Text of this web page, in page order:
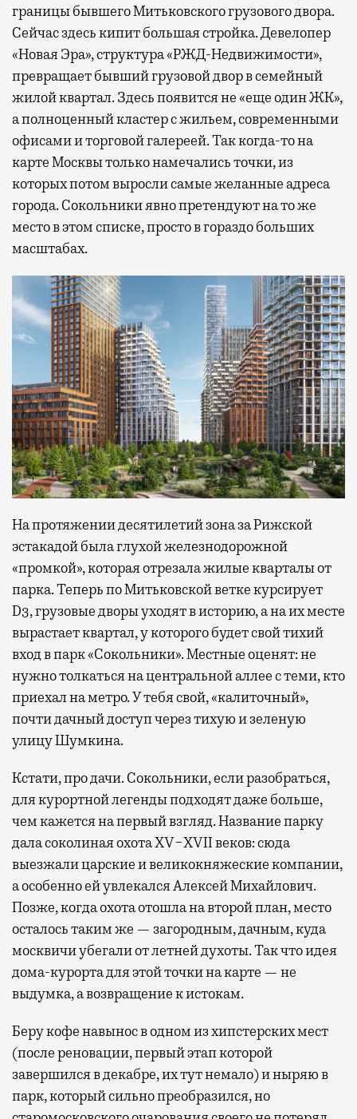
границы бывшего Митьковского грузового двора.
Сейчас здесь кипит большая стройка. Девелопер
«Новая Эра», структура «РЖД-Недвижимости»,
превращает бывший грузовой двор в семейный
жилой квартал. Здесь появится не «еще один ЖК»,
а полноценный кластер с жильем, современными
офисами и торговой галереей. Так когда-то на
карте Москвы только намечались точки, из
которых потом выросли самые желанные адреса
города. Сокольники явно претендуют на то же
место в этом списке, просто в гораздо больших
масштабах.
На протяжении десятилетий зона за Рижской
эстакадой была глухой железнодорожной
«промкой», которая отрезала жилые кварталы от
парка. Теперь по Митьковской ветке курсирует
D3, грузовые дворы уходят в историю, а на их месте
вырастает квартал, у которого будет свой тихий
вход в парк «Сокольники». Местные оценят: не
нужно толкаться на центральной аллее с теми, кто
приехал на метро. У тебя свой, «калиточный»,
почти дачный доступ через тихую и зеленую
улицу Шумкина.
Кстати, про дачи. Сокольники, если разобраться,
для курортной легенды подходят даже больше,
чем кажется на первый взгляд. Название парку
дала соколиная охота XV−XVII веков: сюда
выезжали царские и великокняжеские компании,
а особенно ей увлекался Алексей Михайлович.
Позже, когда охота отошла на второй план, место
осталось таким же — загородным, дачным, куда
москвичи убегали от летней духоты. Так что идея
дома-курорта для этой точки на карте — не
выдумка, а возвращение к истокам.
Беру кофе навынос в одном из хипстерских мест
(после реновации, первый этап которой
завершился в декабре, их тут немало) и ныряю в
парк, который сильно преобразился, но